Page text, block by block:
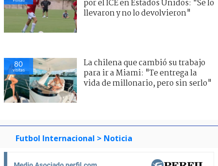
por el ICE en Estados Unidos: "Se lo
llevaron y no lo devolvieron"
80
visitas
La chilena que cambió su trabajo
para ir a Miami: "Te entrega la
vida de millonario, pero sin serlo"
Futbol Internacional > Noticia